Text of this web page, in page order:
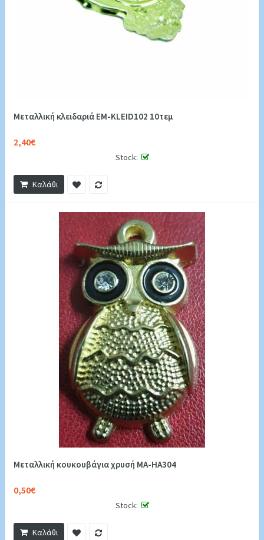
Μεταλλική κλειδαριά EM-KLEID102 10τεμ
2,40€
Stock:
Καλάθι
Μεταλλική κουκουβάγια χρυσή MA-HA304
0,50€
Stock:
Καλάθι